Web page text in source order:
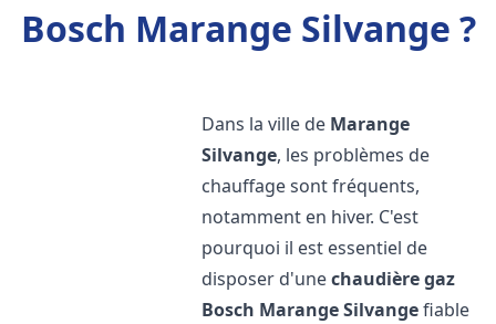
Bosch Marange Silvange ?
Dans la ville de Marange
Silvange, les problèmes de
chauffage sont fréquents,
notamment en hiver. C'est
pourquoi il est essentiel de
disposer d'unechaudière gaz
Bosch Marange Silvangefiable